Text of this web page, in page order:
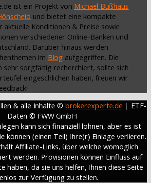
ist ein Projekt von Michael Bußhaus
und bietet eine kompakte
aktuelle Konditionen & Preise sowie
verschiedener Online-Banken und
Darüber hinaus werden
im Blog aufgegriffen. Die
sehr sorgfältig recherchiert, sollte sich
eingeschlichen haben, freuen wir
& alle Inhalte © brokerexperte.de | ETF-
Daten © FWW GmbH
kann sich finanziell lohnen, aber es ist
können (einen Teil) Ihre(r) Einlage verlieren.
Affiliate-Links, über welche womöglich
werden. Provisionen können Einfluss auf
haben, da sie uns helfen, Ihnen diese Seite
zur Verfügung zu stellen.